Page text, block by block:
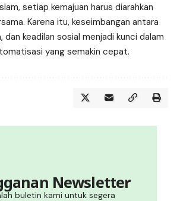
setiap kemajuan harus diarahkan
Karena itu, keseimbangan antara
dan keadilan sosial menjadi kunci dalam
yang semakin cepat.
Newsletter
buletin kami untuk segera